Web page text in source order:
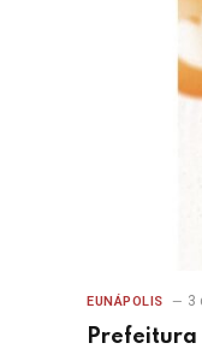
EUNÁPOLIS 3
Prefeitura